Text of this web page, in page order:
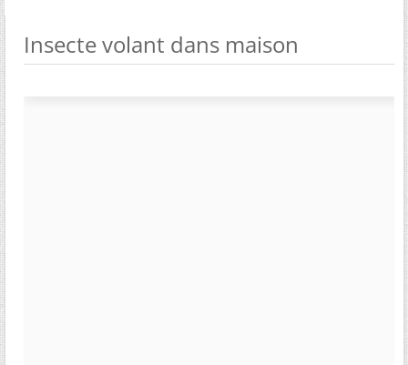
Insecte volant dans maison